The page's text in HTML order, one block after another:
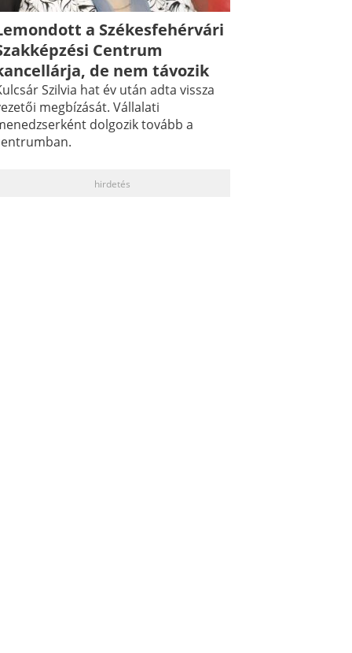
a Székesfehérvári
Centrum
de nem távozik
Szilvia hat év után adta vissza
megbízását. Vállalati
dolgozik tovább a
hirdetés